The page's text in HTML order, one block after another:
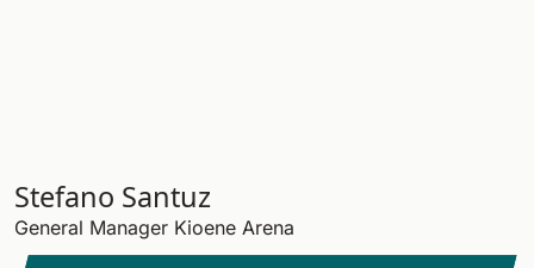
Stefano Santuz
General Manager Kioene Arena